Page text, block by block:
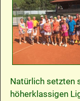
Natürlich setzten
höherklassigen